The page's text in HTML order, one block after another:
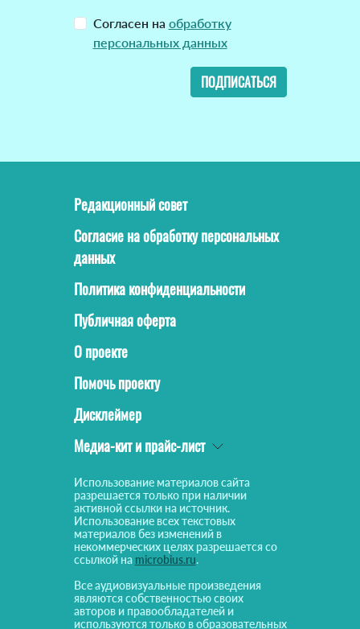
Согласен на обработку
персональных данных
ПОДПИСАТЬСЯ
Редакционный совет
Согласие на обработку персональных
данных
Политика конфиденциальности
Публичная оферта
О проекте
Помочь проекту
Дисклеймер
Медиа-кит и прайс-лист
Использование материалов сайта
разрешается только при наличии
активной ссылки на источник.
Использование всех текстовых
материалов без изменений в
некоммерческих целях разрешается со
ссылкой на microbius.ru.
Все аудиовизуальные произведения
являются собственностью своих
авторов и правообладателей и
используются только в образовательных